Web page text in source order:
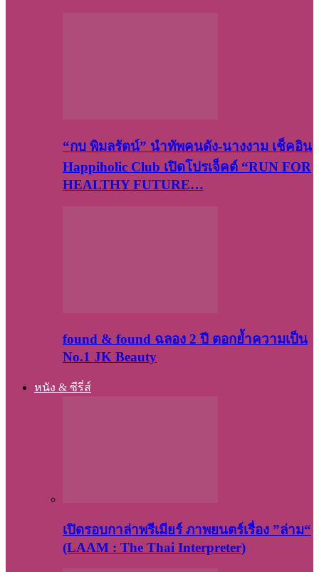
“กบ พิมลรัตน์” นำทัพคนดัง-นางงาม เช็คอิน
Happiholic Club เปิดโปรเจ็คต์ “RUN FOR
HEALTHY FUTURE…
found & found ฉลอง 2 ปี ตอกย้ำความเป็น
No.1 JK Beauty
หนัง & ซีรี่ส์
เปิดรอบกาล่าพรีเมียร์ ภาพยนตร์เรื่อง ”ล่าม“
(LAAM : The Thai Interpreter)